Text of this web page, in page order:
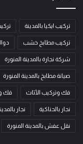
تركيب ايكيا بالمدينة
تركيب مطابخ خشب
شركة نجارة بالمدينة المنورة
صيانة مطابخ بالمدينة المنورة
فك وتركيب الأثاث فك
نجار بالحناكية نجار
نقل عفش بالمدينة المنورة